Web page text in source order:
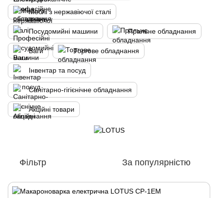
Меблі з нержавіючої сталі
Посудомийні машини Пральне обладнання
Ваги Торгове обладнання
Інвентар та посуд
Санітарно-гігієнічне обладнання
Акційні товари
Фільтр За популярністю